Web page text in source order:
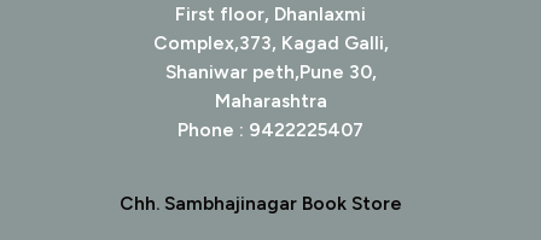
First floor, Dhanlaxmi
Complex,373, Kagad Galli,
Shaniwar peth,Pune 30,
Maharashtra
Phone : 9422225407
Chh. Sambhajinagar Book Store